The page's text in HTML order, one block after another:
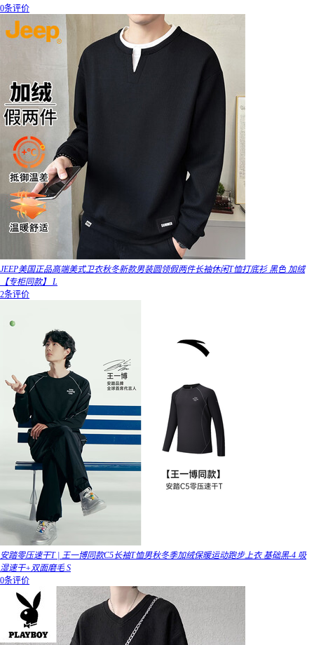
0条评价
JEEP美国正品高端美式卫衣秋冬新款男装圆领假两件长袖休闲T恤打底衫 黑色 加绒
【专柜同款】 L
2条评价
安踏零压速干T | 王一博同款C5长袖T恤男秋冬季加绒保暖运动跑步上衣 基础黑-4 吸
湿速干+双面磨毛 S
0条评价